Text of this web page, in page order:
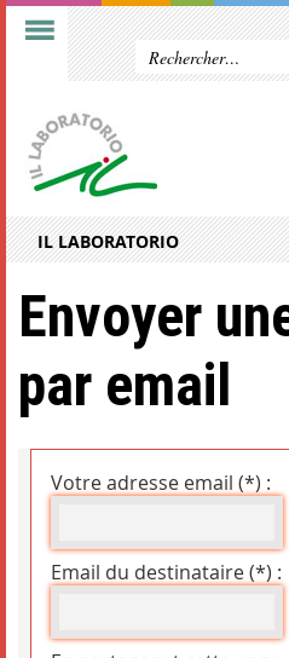
IL LABORATORIO
Envoyer
par email
Votre adresse email (*) :
Email du destinataire (*) :